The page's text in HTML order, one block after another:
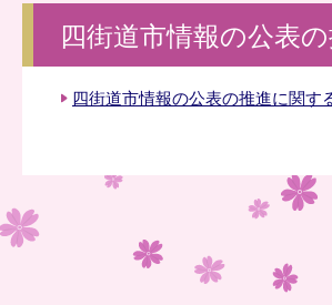
四街道市情報の公表
四街道市情報の公表の推進に関す